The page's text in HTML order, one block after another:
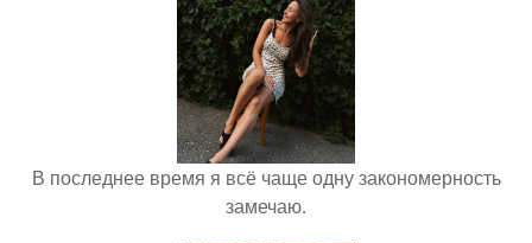
В последнее время я всё чаще одну закономерность
замечаю.